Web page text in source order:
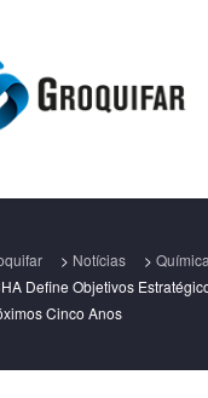
> Notícias > Química
Define Objetivos
Cinco Anos